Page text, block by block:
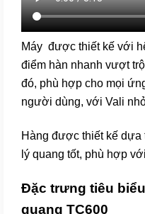
Máy được thiết kế với
điểm hàn nhanh vượt
đó, phù hợp cho mọi
người dùng, với Vali
Hàng được thiết kế dựa
lý quang tốt, phù hợp
Đặc trưng tiêu
quang TC600